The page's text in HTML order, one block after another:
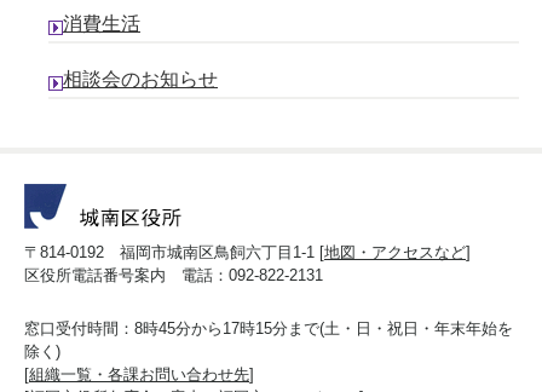
消費生活
相談会のお知らせ
〒814-0192 福岡市城南区鳥飼六丁目1-1 [地図・アクセスなど]
区役所電話番号案内 電話：092-822-2131
窓口受付時間：8時45分から17時15分まで(土・日・祝日・年末年始を
除く)
[組織一覧・各課お問い合わせ先]